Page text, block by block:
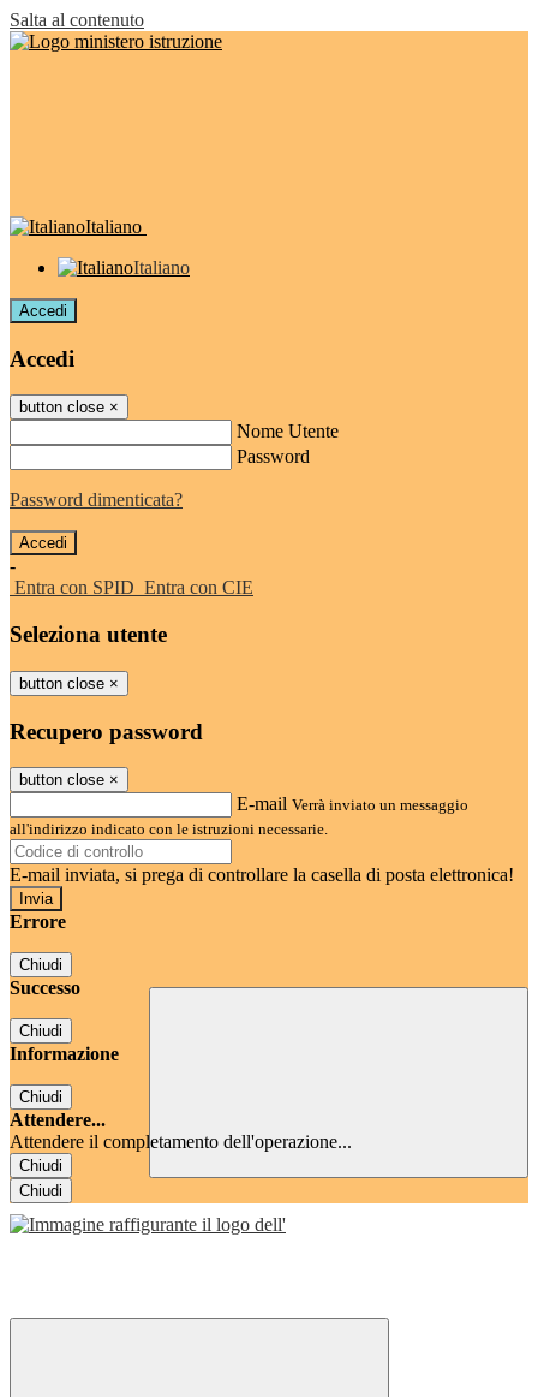
Salta al contenuto
Italiano
Italiano
Accedi
Accedi
button close ×
Nome Utente
Password
Password dimenticata?
-
Entra con SPID Entra con CIE
Seleziona utente
button close ×
Recupero password
button close ×
E-mail Verrà inviato un messaggio
all'indirizzo indicato con le istruzioni necessarie.
E-mail inviata, si prega di controllare la casella di posta elettronica!
Errore
Chiudi
Successo
Chiudi
Informazione
Chiudi
Attendere...
Attendere il completamento dell'operazione...
Chiudi
Chiudi